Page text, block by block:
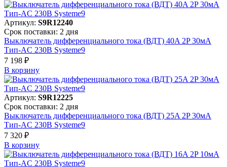
Артикул: S9R12240
Срок поставки: 2 дня
Выключатель дифференциального тока (ВДТ) 40A 2P 30мА
Тип-AC 230В Systeme9
7 198 ₽
В корзинy
Артикул: S9R12225
Срок поставки: 2 дня
Выключатель дифференциального тока (ВДТ) 25A 2P 30мА
Тип-AC 230В Systeme9
7 320 ₽
В корзинy